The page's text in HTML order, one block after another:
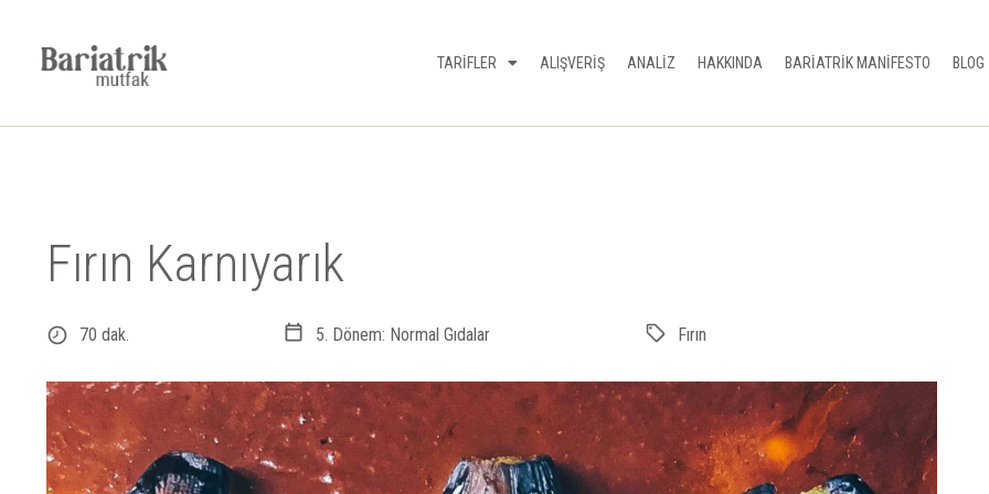
TARİFLER ALIŞVERİŞ ANALİZ HAKKINDA BARİATRİK MANİFESTO BLOG
Fırın Karnıyarık
70 dak. 5. Dönem: Normal Gıdalar Fırın